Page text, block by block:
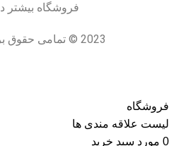
فروشگاه بیشتر
2023 © تمامی حقوق برای این وب سایت محفوظ است | طراحی و پشتیبانی :
فروشگاه
لیست علاقه مندی ها
0 مورد سبد خرید